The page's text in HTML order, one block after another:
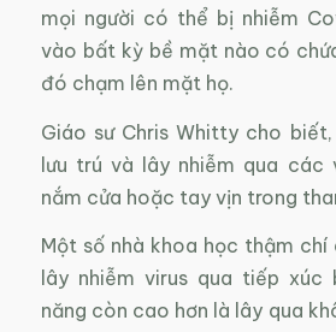
mọi người có thể bị nhiễm
vào bất kỳ bề mặt nào có
đó chạm lên mặt họ.
Giáo sư Chris Whitty cho
lưu trú và lây nhiễm qua các
nắm cửa hoặc tay vịn trong
Một số nhà khoa học thậm
lây nhiễm virus qua tiếp
năng còn cao hơn là lây qua